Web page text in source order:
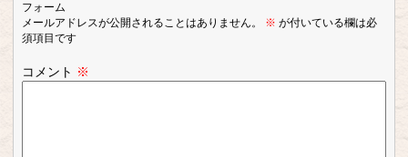
フォーム
メールアドレスが公開されることはありません。
※ が付いている欄は必
須項目です
コメント ※